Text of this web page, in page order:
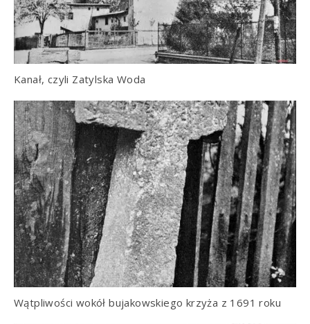
Kanał, czyli Zatylska Woda
Wątpliwości wokół bujakowskiego krzyża z 1691 roku